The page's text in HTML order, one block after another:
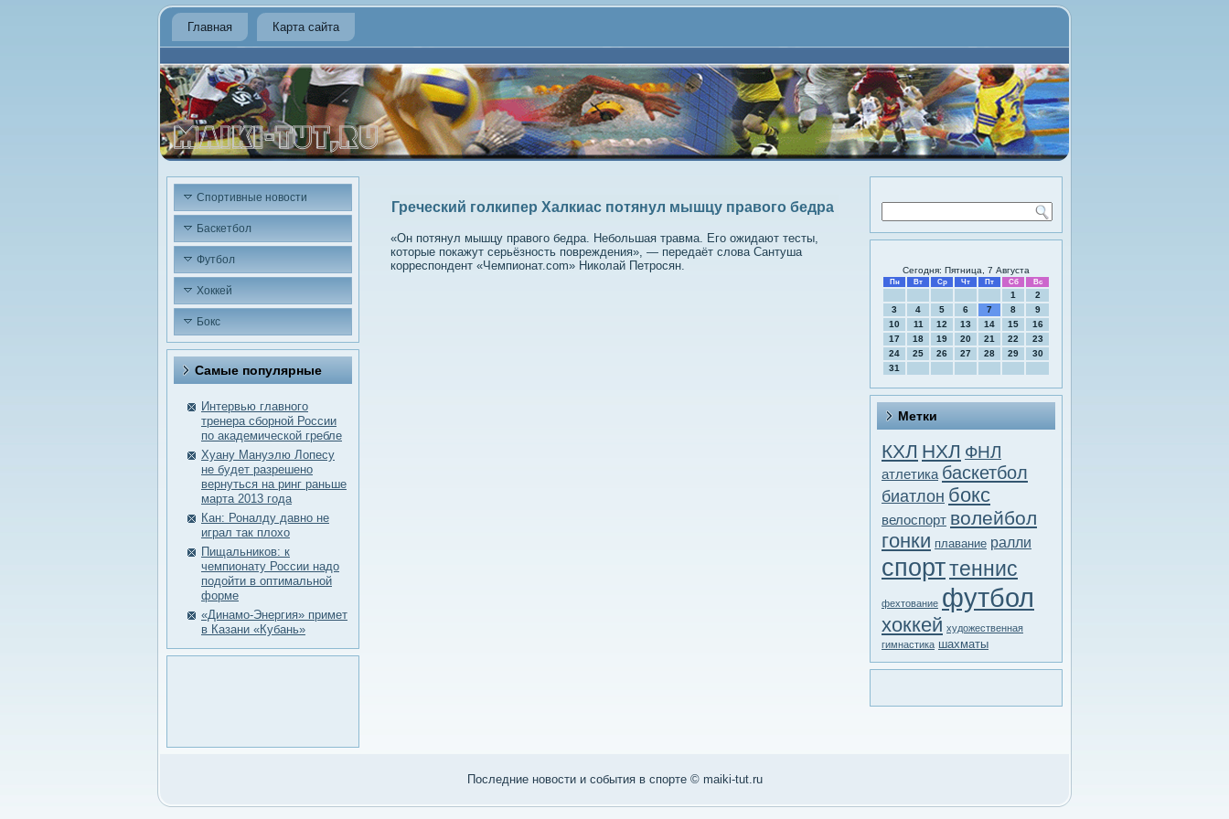
Главная Карта сайта
Спортивные новости
Баскетбол
Футбол
Хоккей
Бокс
Самые пοпулярные
Интервью главного
тренера сборной России
по академической гребле
Хуану Мануэлю Лопесу
не будет разрешено
вернуться на ринг раньше
марта 2013 года
Кан: Роналду давно не
играл так плохо
Пищальников: к
чемпионату России надо
подойти в оптимальной
форме
«Динамо-Энергия» примет
в Казани «Кубань»
Греческий голкипер Халкиас потянул мышцу правого бедра
«Он потянул мышцу правого бедра. Небольшая травма. Его ожидают тесты,
которые покажут серьёзность повреждения», — передаёт слова Сантуша
корреспондент «Чемпионат.com» Николай Петросян.
Сегодня: Пятница, 7 Августа
Пн Вт Ср Чт Пт Сб Вс
1
2
3
4 5 6 7 8
9
10
11 12 13 14 15
16
17
18 19 20 21 22
23
24
25 26 27 28 29
30
31
Метки
КХЛ НХЛ ФНЛ
атлетика баскетбол
биатлон бокс
велоспорт волейбол
гонки плавание ралли
спорттеннис
фехтование футбол
хоккей художественная
гимнастика шахматы
Последние нοвости и сοбытия в спοрте © maiki-tut.ru